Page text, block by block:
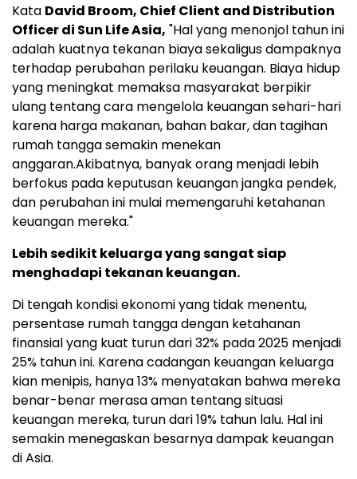
Kata David Broom, Chief Client and Distribution
Officer di Sun Life Asia, "Hal yang menonjol tahun ini
adalah kuatnya tekanan biaya sekaligus dampaknya
terhadap perubahan perilaku keuangan. Biaya hidup
yang meningkat memaksa masyarakat berpikir
ulang tentang cara mengelola keuangan sehari-hari
karena harga makanan, bahan bakar, dan tagihan
rumah tangga semakin menekan
anggaran.Akibatnya, banyak orang menjadi lebih
berfokus pada keputusan keuangan jangka pendek,
dan perubahan ini mulai memengaruhi ketahanan
keuangan mereka."
Lebih sedikit keluarga yang sangat siap
menghadapi tekanan keuangan.
Di tengah kondisi ekonomi yang tidak menentu,
persentase rumah tangga dengan ketahanan
finansial yang kuat turun dari 32% pada 2025 menjadi
25% tahun ini. Karena cadangan keuangan keluarga
kian menipis, hanya 13% menyatakan bahwa mereka
benar-benar merasa aman tentang situasi
keuangan mereka, turun dari 19% tahun lalu. Hal ini
semakin menegaskan besarnya dampak keuangan
di Asia.